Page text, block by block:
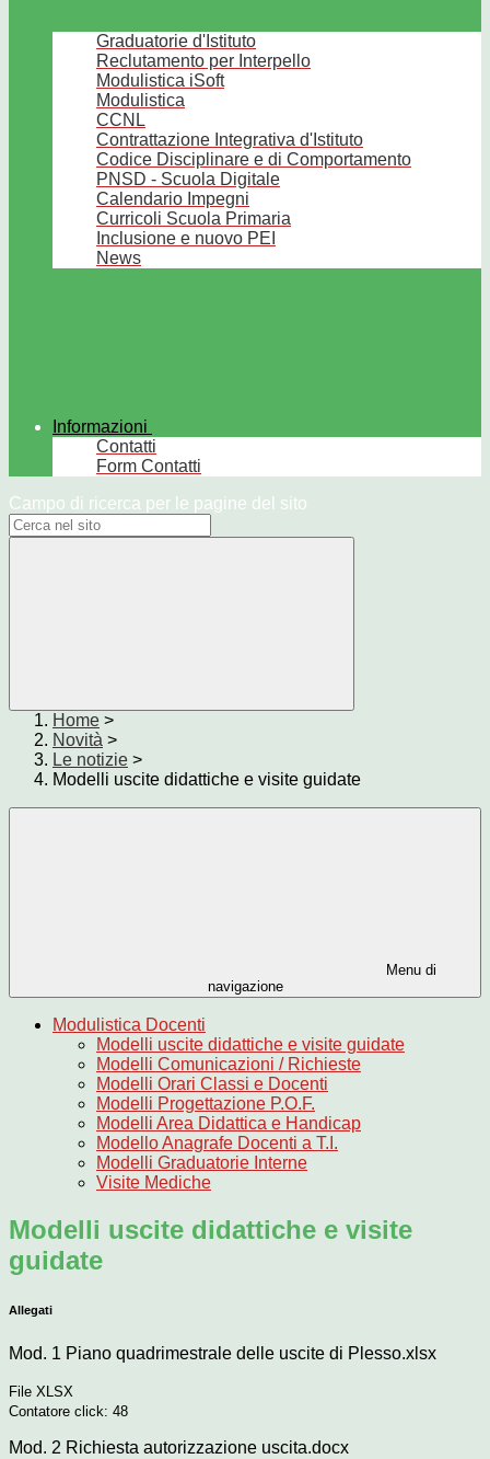
Graduatorie d'Istituto
Reclutamento per Interpello
Modulistica iSoft
Modulistica
CCNL
Contrattazione Integrativa d'Istituto
Codice Disciplinare e di Comportamento
PNSD - Scuola Digitale
Calendario Impegni
Curricoli Scuola Primaria
Inclusione e nuovo PEI
News
Informazioni
Contatti
Form Contatti
Campo di ricerca per le pagine del sito
Home >
Novità >
Le notizie >
Modelli uscite didattiche e visite guidate
Menu di
navigazione
Modulistica Docenti
Modelli uscite didattiche e visite guidate
Modelli Comunicazioni / Richieste
Modelli Orari Classi e Docenti
Modelli Progettazione P.O.F.
Modelli Area Didattica e Handicap
Modello Anagrafe Docenti a T.I.
Modelli Graduatorie Interne
Visite Mediche
Modelli uscite didattiche e visite
guidate
Allegati
Mod. 1 Piano quadrimestrale delle uscite di Plesso.xlsx
File XLSX
Contatore click: 48
Mod. 2 Richiesta autorizzazione uscita.docx